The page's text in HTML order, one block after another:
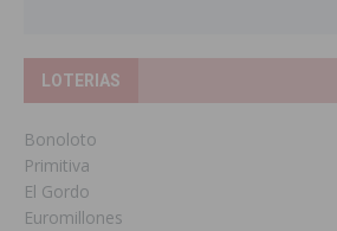
LOTERIAS
Bonoloto
Primitiva
El Gordo
Euromillones